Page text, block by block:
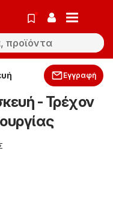
Εγγραφή
- Τρέχον